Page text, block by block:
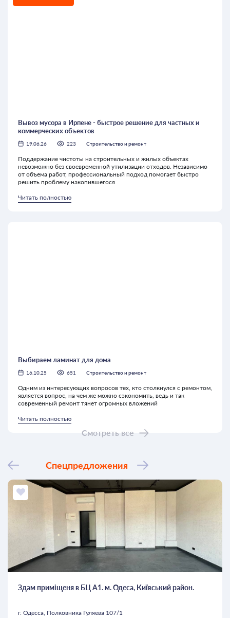
Смотреть все
Вывоз мусора в Ирпене - быстрое решение для частных и
коммерческих объектов
19.06.26 223 Строительство и ремонт
Поддержание чистоты на строительных и жилых объектах
невозможно без своевременной утилизации отходов. Независимо
от объема работ, профессиональный подход помогает быстро
решить проблему накопившегося
Читать полностью
Выбираем ламинат для дома
16.10.25 651 Строительство и ремонт
Одним из интересующих вопросов тех, кто столкнулся с ремонтом,
является вопрос, на чем же можно сэкономить, ведь и так
современный ремонт тянет огромных вложений
Читать полностью
Спецпредложения
Здам приміщеня в БЦ А1. м. Одеса, Київський район.
г. Одесса, Полковника Гуляева 107/1